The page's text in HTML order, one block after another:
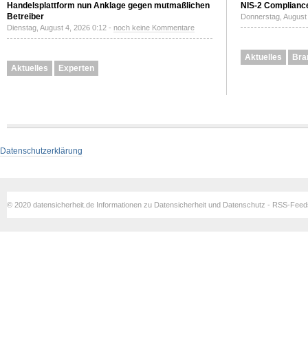
Handelsplattform nun Anklage gegen mutmaßlichen
Betreiber
Dienstag, August 4, 2026 0:12 - noch keine Kommentare
Aktuelles Experten
NIS-2
Donnerstag,
Aktuelles
Datenschutzerklärung
© 2020 datensicherheit.de Informationen zu Datensicherheit und Datenschutz - RSS-